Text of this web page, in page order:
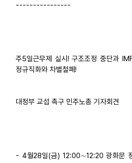
----------------
주5일근무제 실시! 구조조정 중단과
정규직화와 차별철폐!
대정부 교섭 촉구 민주노총 기자회견
- 4월28일(금) 12:00∼12:20 광화문
부설기관